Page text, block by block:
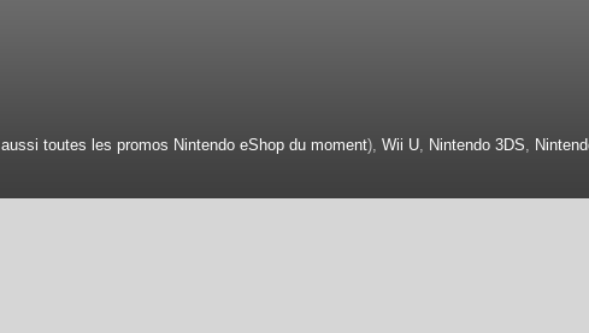
aussi toutes les promos Nintendo eShop du moment), Wii U, Nintendo 3DS,